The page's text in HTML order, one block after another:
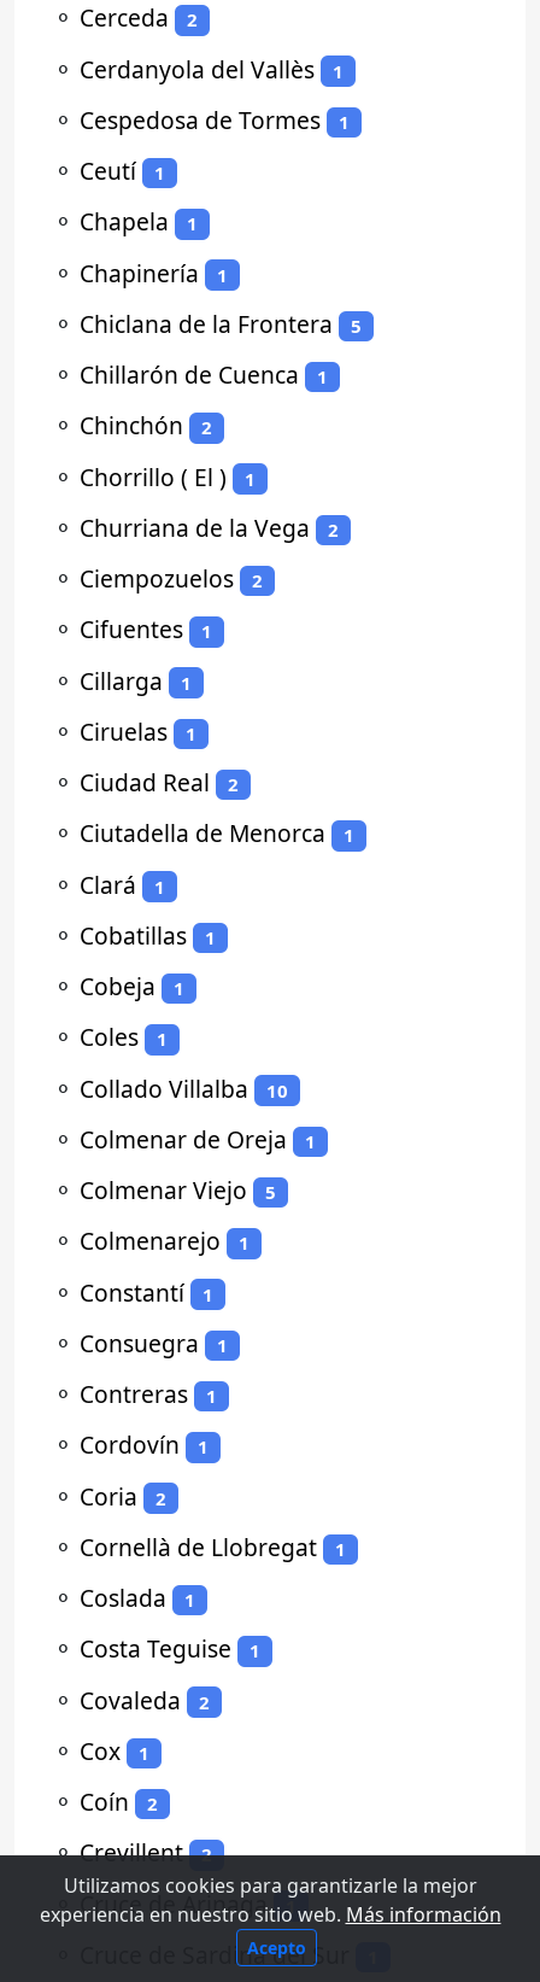
⚬ Cerceda 2
⚬ Cerdanyola del Vallès 1
⚬ Cespedosa de Tormes 1
⚬ Ceutí 1
⚬ Chapela 1
⚬ Chapinería 1
⚬ Chiclana de la Frontera 5
⚬ Chillarón de Cuenca 1
⚬ Chinchón 2
⚬ Chorrillo ( El ) 1
⚬ Churriana de la Vega 2
⚬ Ciempozuelos 2
⚬ Cifuentes 1
⚬ Cillarga 1
⚬ Ciruelas 1
⚬ Ciudad Real 2
⚬ Ciutadella de Menorca 1
⚬ Clará 1
⚬ Cobatillas 1
⚬ Cobeja 1
⚬ Coles 1
⚬ Collado Villalba 10
⚬ Colmenar de Oreja 1
⚬ Colmenar Viejo 5
⚬ Colmenarejo 1
⚬ Constantí 1
⚬ Consuegra 1
⚬ Contreras 1
⚬ Cordovín 1
⚬ Coria 2
⚬ Cornellà de Llobregat 1
⚬ Coslada 1
⚬ Costa Teguise 1
⚬ Covaleda 2
⚬ Cox 1
⚬ Coín 2
⚬Crevillent 2
⚬Cruce de Arinaga 1
Cruce de Sardina del Sur
Utilizamos cookies para garantizarle la mejor
experiencia en nuestro sitio web. Más información
Acepto